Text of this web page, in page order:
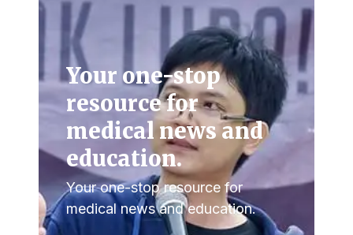
Your one-stop
resource for
medical news and
education.
Your one-stop resource for
medical news and education.